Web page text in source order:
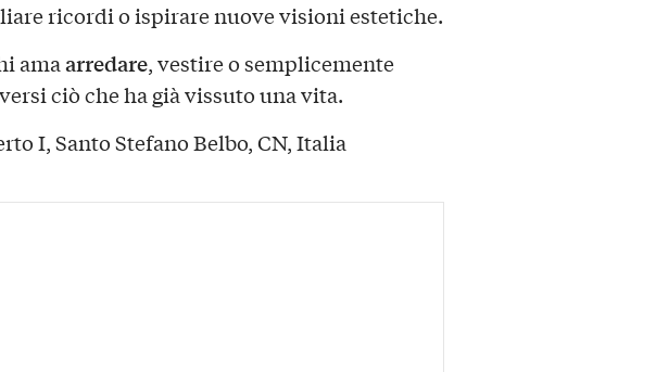
ricordi o ispirare nuove visioni estetiche.
amaarredare, vestire o semplicemente
ciò che ha già vissuto una vita.
I, Santo Stefano Belbo, CN, Italia